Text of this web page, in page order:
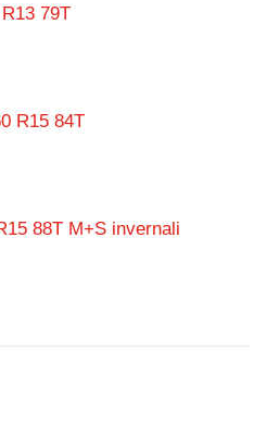
79T
R15 84T
88T M+S invernali